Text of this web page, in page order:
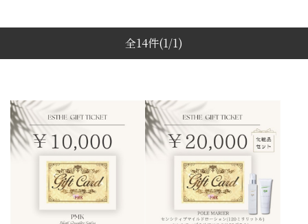
全14件(1/1)